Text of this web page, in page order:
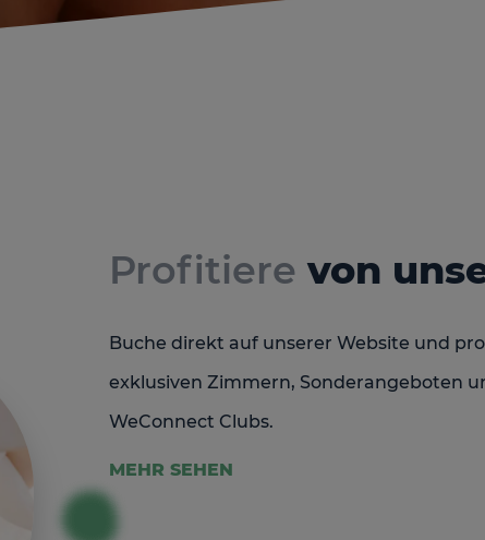
2
Profitiere von
Buche direkt auf unserer Website und
exklusiven Zimmern, Sonderangeboten
WeConnect Clubs.
MEHR SEHEN